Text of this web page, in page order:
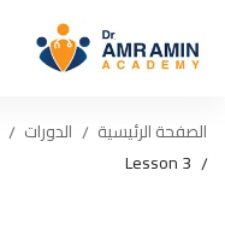
الصفحة الرئيسية الدورات
Lesson 3